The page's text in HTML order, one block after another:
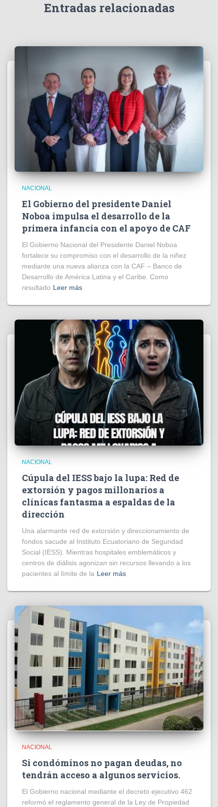
Entradas relacionadas
NACIONAL
El Gobierno del presidente Daniel
Noboa impulsa el desarrollo de la
primera infancia con el apoyo de CAF
El Gobierno Nacional del Presidente Daniel Noboa
fortalece su compromiso con el desarrollo de la niñez
mediante una nueva alianza con la CAF – Banco de
Desarrollo de América Latina y el Caribe. Como
resultado Leer más
NACIONAL
Cúpula del IESS bajo la lupa: Red de
extorsión y pagos millonarios a
clínicas fantasma a espaldas de la
dirección
​Una alarmante red de extorsión y direccionamiento de
fondos sacude al Instituto Ecuatoriano de Seguridad
Social (IESS). Mientras hospitales emblemáticos y
centros de diálisis agonizan sin recursos llevando a los
pacientes al límite de la Leer más
NACIONAL
Si condóminos no pagan deudas, no
tendrán acceso a algunos servicios.
El Gobierno nacional mediante el decreto ejecutivo 462
reformó el reglamento general de la Ley de Propiedad